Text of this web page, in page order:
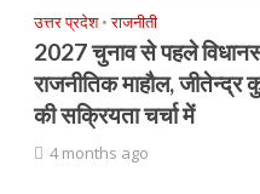
उत्तर प्रदेश • राजनीती
2027 चुनाव से पहले
राजनीतिक माहौल, जीतेन्द्र
की सक्रियता चर्चा में
4 months ago